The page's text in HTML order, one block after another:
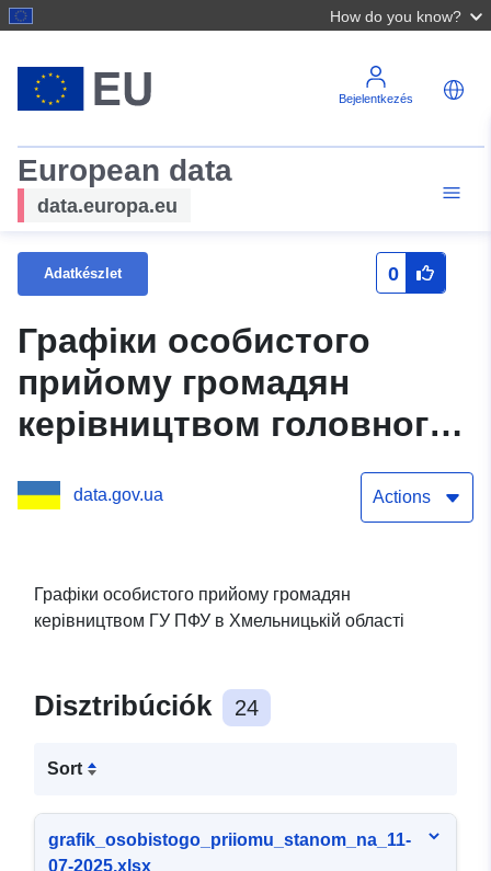
How do you know?
Bejelentkezés
European data
data.europa.eu
Adatkészlet 0
Графіки особистого
прийому громадян
керівництвом головного
управління Пенсійного
фонду України в
data.gov.ua Actions
Графіки особистого прийому громадян
керівництвом ГУ ПФУ в Хмельницькій області
Disztribúciók 24
Sort
grafik_osobistogo_priiomu_stanom_na_11-
07-2025.xlsx